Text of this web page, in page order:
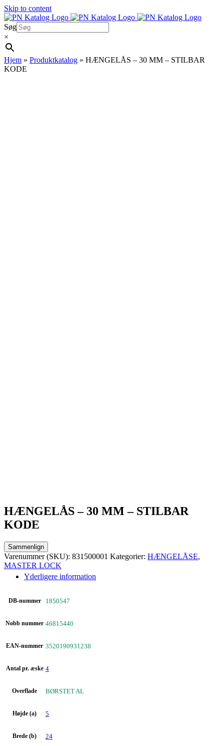
Skip to content
Søg
×
Hjem » Produktkatalog » HÆNGELÅS – 30 MM – STILBAR
KODE
HÆNGELÅS – 30 MM – STILBAR
KODE
Sammenlign
Varenummer (SKU): 831500001 Kategorier: HÆNGELÅSE,
MASTER LOCK
Yderligere information
DB-nummer 1850547
Nobb nummer 46815440
EAN-nummer 3520190931238
Antal pr. æske 4
Overflade BØRSTET AL
Højde (a) 5
Brede (b) 24